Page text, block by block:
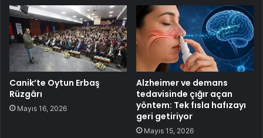
Canik’te Oytun Erbaş
Rüzgârı
Mayıs 16, 2026
Alzheimer ve demans
tedavisinde çığır açan
yöntem: Tek fısla hafızayı
geri getiriyor
Mayıs 15, 2026